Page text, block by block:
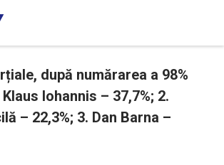
după numărarea a 98%
Iohannis – 37,7%; 2.
– 22,3%; 3. Dan Barna –